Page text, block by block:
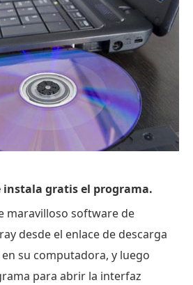
instala gratis el programa.
maravilloso software de
desde el enlace de descarga
su computadora, y luego
para abrir la interfaz